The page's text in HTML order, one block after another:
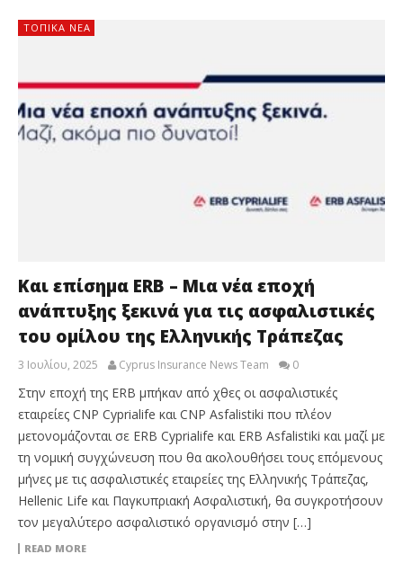
ΤΟΠΙΚΑ ΝΕΑ
Και επίσημα ERB – Μια νέα εποχή
ανάπτυξης ξεκινά για τις ασφαλιστικές
του ομίλου της Ελληνικής Τράπεζας
3 Ιουλίου, 2025 Cyprus Insurance News Team 0
Στην εποχή της ERB μπήκαν από χθες οι ασφαλιστικές
εταιρείες CΝP Cyprialife και CΝP Asfalistiki που πλέον
μετονομάζονται σε ERB Cyprialife και ERB Asfalistiki και μαζί με
τη νομική συγχώνευση που θα ακολουθήσει τους επόμενους
μήνες με τις ασφαλιστικές εταιρείες της Ελληνικής Τράπεζας,
Hellenic Life και Παγκυπριακή Ασφαλιστική, θα συγκροτήσουν
τον μεγαλύτερο ασφαλιστικό οργανισμό στην […]
READ MORE